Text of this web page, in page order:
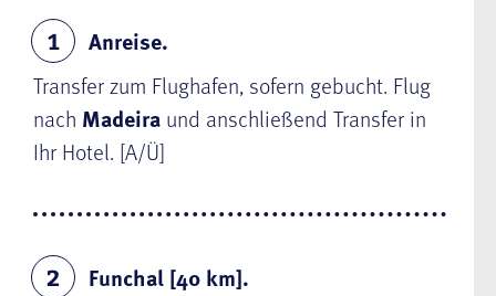
1
Anreise.
Transfer zum Flughafen, sofern gebucht. Flug
nach Madeira und anschließend Transfer in
Ihr Hotel. [A/Ü]
2
Funchal [40 km].